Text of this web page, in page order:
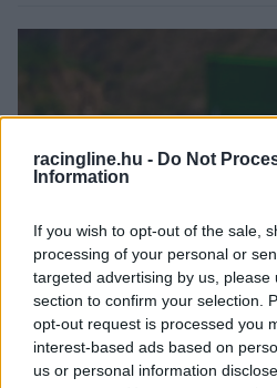
racingline.hu - Do Not
Information
If you wish to opt-out of the sale,
processing of your personal or
targeted advertising by us, please
section to confirm your selection.
opt-out request is processed you
interest-based ads based on
us or personal information
ROOKIES / 2024. ÁPR. 10.
Krózser Menyhért: